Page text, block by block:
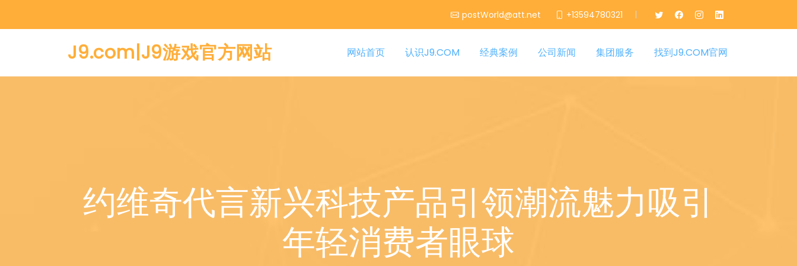
postWorld@att.net +13594780321 |
J9.com|J9游戏官方网站 网站首页 认识J9.COM 经典案例 公司新闻 集团服务 找到J9.COM官网
约维奇代言新兴科技产品引领潮流魅力吸引
年轻消费者眼球